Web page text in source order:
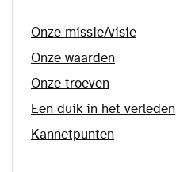
Onze missie/visie
Onze waarden
Onze troeven
Een duik in het verleden
Kannetpunten